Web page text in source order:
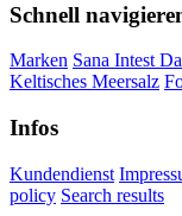
Schnell
Marken Sana Intest
Keltisches Meersalz
Infos
Kundendienst
policy Search results